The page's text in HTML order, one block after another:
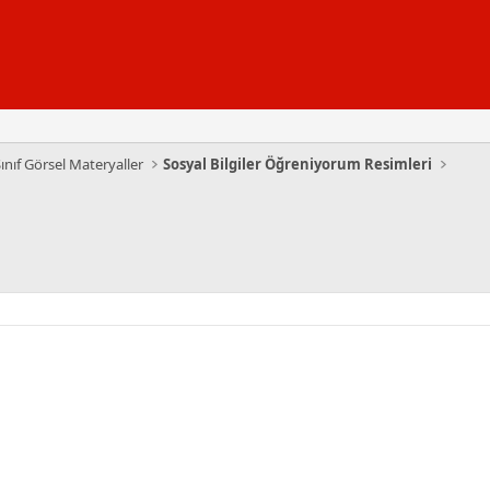
Görsel Materyaller Sosyal Bilgiler Öğreniyorum Resimleri